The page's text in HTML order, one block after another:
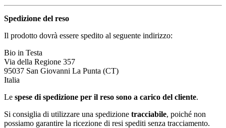
Spedizione del reso
Il prodotto dovrà essere spedito al seguente indirizzo:
Bio in Testa
Via della Regione 357
95037 San Giovanni La Punta (CT)
Italia
Le spese di spedizione per il reso sono a carico del cliente.
Si consiglia di utilizzare una spedizione tracciabile, poiché non
possiamo garantire la ricezione di resi spediti senza tracciamento.